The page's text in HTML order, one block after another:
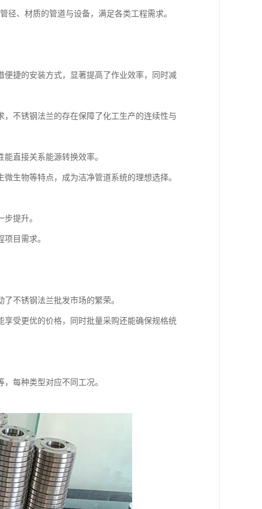
径、材质的管道与设备，满足各类工程需求。
捷的安装方式，显著提高了作业效率，同时减
不锈钢法兰的存在保障了化工生产的连续性与
直接关系能源转换效率。
生物等特点，成为洁净管道系统的理想选择。
提升。
目需求。
不锈钢法兰批发市场的繁荣。
受更优的价格，同时批量采购还能确保规格统
每种类型对应不同工况。